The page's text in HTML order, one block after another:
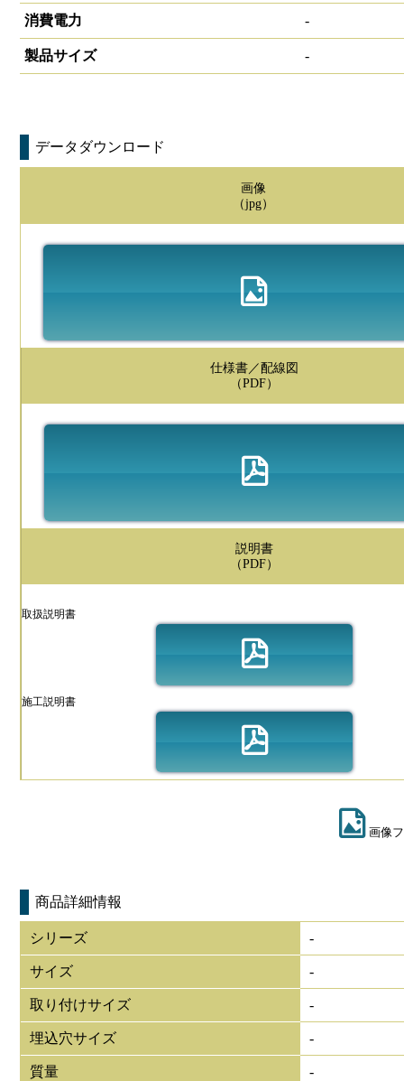
消費電力 -
製品サイズ -
データダウンロード
画像
（jpg）
仕様書／配線図
（PDF）
説明書
（PDF）
取扱説明書
施工説明書
画像
商品詳細情報
シリーズ -
サイズ -
取り付けサイズ -
埋込穴サイズ -
質量 -